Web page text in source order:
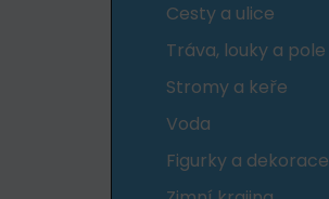
Cesty a ulice
Tráva, louky a pole
Stromy a keře
Voda
Figurky a dekorace